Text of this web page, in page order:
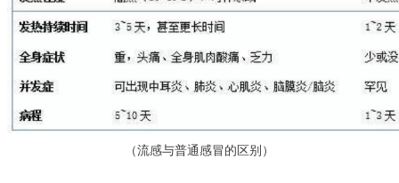
（流感与普通感冒的区别）